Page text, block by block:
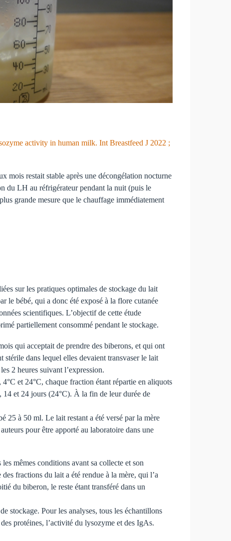
activity in human milk. Int Breastfeed J 2022 ;
mois restait stable après une décongélation nocturne
du LH au réfrigérateur pendant la nuit (puis le
grande mesure que le chauffage immédiatement
sur les pratiques optimales de stockage du lait
le bébé, qui a donc été exposé à la flore cutanée
scientifiques. L’objectif de cette étude
partiellement consommé pendant le stockage.
qui acceptait de prendre des biberons, et qui ont
dans lequel elles devaient transvaser le lait
2 heures suivant l’expression.
et 24°C, chaque fraction étant répartie en aliquots
14 et 24 jours (24°C). À la fin de leur durée de
25 à 50 ml. Le lait restant a été versé par la mère
pour être apporté au laboratoire dans une
mêmes conditions avant sa collecte et son
fractions du lait a été rendue à la mère, qui l’a
du biberon, le reste étant transféré dans un
stockage. Pour les analyses, tous les échantillons
protéines, l’activité du lysozyme et des IgAs.